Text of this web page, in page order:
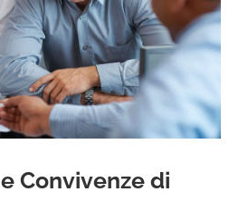
Convivenze di